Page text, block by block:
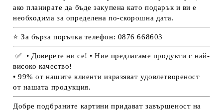
ако планирате да бъде закупена като подарък и ви е
необходима за определена по-скорошна дата.
⭐ За бърза поръчка телефон: 0876 668603
✅
• Доверете ни се! • Ние предлагаме продукти с най-
високо качество!
• 99% от нашите клиенти изразяват удовлетвореност
от нашата продукция.
Добре подбраните картини придават завършеност на